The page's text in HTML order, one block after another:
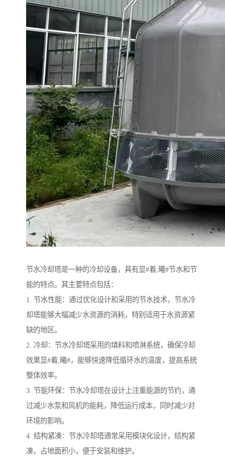
节水冷却塔是一种的冷却设备，具有显#着,曦#节水和节
能的特点。其主要特点包括：
1. 节水性能：通过优化设计和采用的节水技术，节水冷
却塔能够大幅减少水资源的消耗，特别适用于水资源紧
缺的地区。
2. 冷却：节水冷却塔采用的填料和喷淋系统，确保冷却
效果显#着,曦#，能够快速降低循环水的温度，提高系统
整体效率。
3. 节能环保：节水冷却塔在设计上注重能源的节约，通
过减少水泵和风机的能耗，降低运行成本，同时减少对
环境的影响。
4. 结构紧凑：节水冷却塔通常采用模块化设计，结构紧
凑，占地面积小，便于安装和维护。